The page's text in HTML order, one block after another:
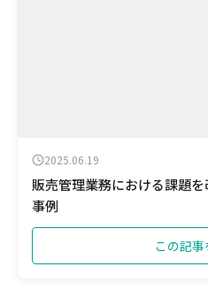
2025.06.19
販売管理業務における課題
事例
この記